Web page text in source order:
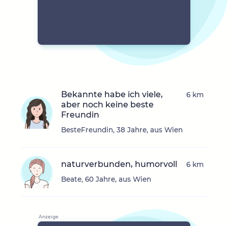
Bekannte habe ich viele,
aber noch keine beste
Freundin
BesteFreundin, 38 Jahre, aus Wien
6 km
naturverbunden, humorvoll
Beate, 60 Jahre, aus Wien
6 km